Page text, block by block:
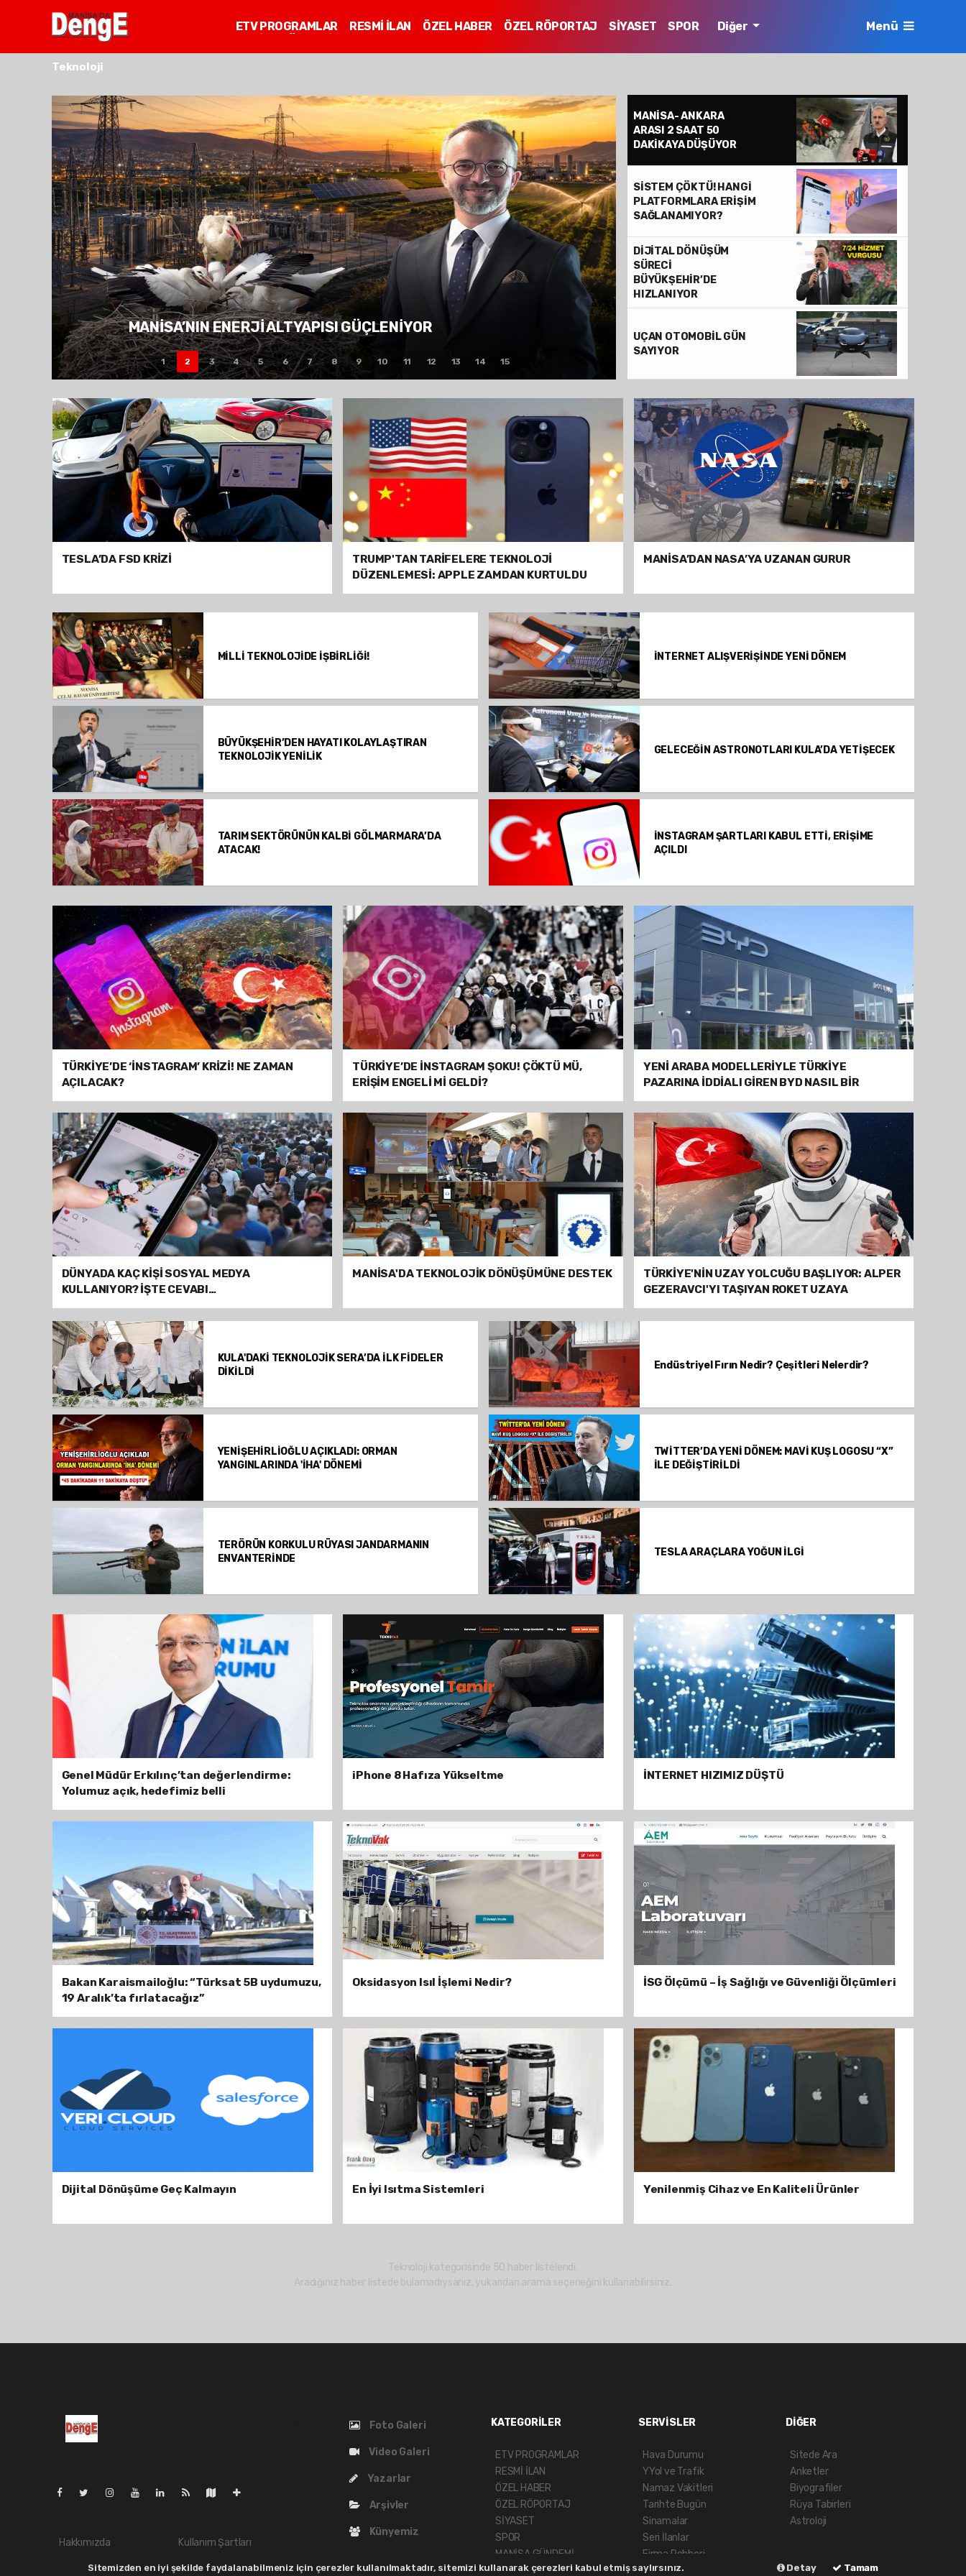
ETV PROGRAMLAR RESMİ İLAN ÖZEL HABER ÖZEL RÖPORTAJ SİYASET
SPOR
Diğer Menü
Teknoloji
GÖKTAŞ MARKASI 1983'TEN BU YANA KALİTEYİ ÜRETİYOR YAPAY ZEKA DESTEKLİ TANITIM FİLMİ
1 2 3 4 5 6 7 8 9 10 11 12 13 14 15
MANİSA- ANKARA
ARASI 2 SAAT 50
DAKİKAYA DÜŞÜYOR
SİSTEM ÇÖKTÜ! HANGİ
PLATFORMLARA ERİŞİM
SAĞLANAMIYOR?
DİJİTAL DÖNÜŞÜM
SÜRECİ
BÜYÜKŞEHİR’DE
HIZLANIYOR
UÇAN OTOMOBİL GÜN
SAYIYOR
TESLA’DA FSD KRİZİ
TRUMP'TAN TARİFELERE TEKNOLOJİ
DÜZENLEMESİ: APPLE ZAMDAN KURTULDU
MANİSA’DAN NASA’YA UZANAN GURUR
MİLLİ TEKNOLOJİDE İŞBİRLİĞİ! İNTERNET ALIŞVERİŞİNDE YENİ DÖNEM
BÜYÜKŞEHİR’DEN HAYATI KOLAYLAŞTIRAN
TEKNOLOJİK YENİLİK
GELECEĞİN ASTRONOTLARI KULA’DA YETİŞECEK
TARIM SEKTÖRÜNÜN KALBİ GÖLMARMARA’DA
ATACAK!
İNSTAGRAM ŞARTLARI KABUL ETTİ, ERİŞİME
AÇILDI
TÜRKİYE’DE ‘İNSTAGRAM’ KRİZİ! NE ZAMAN
AÇILACAK?
TÜRKİYE’DE İNSTAGRAM ŞOKU! ÇÖKTÜ MÜ,
ERİŞİM ENGELİ Mİ GELDİ?
YENİ ARABA MODELLERİYLE TÜRKİYE
PAZARINA İDDİALI GİREN BYD NASIL BİR
MARKA?
DÜNYADA KAÇ KİŞİ SOSYAL MEDYA
KULLANIYOR? İŞTE CEVABI…
MANİSA'DA TEKNOLOJİK DÖNÜŞÜMÜNE DESTEK
TÜRKİYE'NİN UZAY YOLCUĞU BAŞLIYOR: ALPER
GEZERAVCI'YI TAŞIYAN ROKET UZAYA
FIRLATILACAK
KULA'DAKİ TEKNOLOJİK SERA’DA İLK FİDELER
DİKİLDİ
Endüstriyel Fırın Nedir? Çeşitleri Nelerdir?
YENİŞEHİRLİOĞLU AÇIKLADI: ORMAN
YANGINLARINDA 'İHA' DÖNEMİ
TWİTTER’DA YENİ DÖNEM: MAVİ KUŞ LOGOSU “X”
İLE DEĞİŞTİRİLDİ
TERÖRÜN KORKULU RÜYASI JANDARMANIN
ENVANTERİNDE
TESLA ARAÇLARA YOĞUN İLGİ
Genel Müdür Erkılınç’tan değerlendirme:
Yolumuz açık, hedefimiz belli
iPhone 8 Hafıza Yükseltme İNTERNET HIZIMIZ DÜŞTÜ
Bakan Karaismailoğlu: “Türksat 5B uydumuzu,
19 Aralık’ta fırlatacağız”
Oksidasyon Isıl İşlemi Nedir? İSG Ölçümü – İş Sağlığı ve Güvenliği Ölçümleri
Dijital Dönüşüme Geç Kalmayın En İyi Isıtma Sistemleri Yenilenmiş Cihaz ve En Kaliteli Ürünler
Teknoloji kategorisinde 50 haber listelendi.
Aradığınız haber listede bulamadıysanız, yukarıdan arama seçeneğini kullanabilirsiniz.
Sitemizden en iyi şekilde faydalanabilmeniz için çerezler kullanılmaktadır, sitemizi kullanarak çerezleri kabul etmiş saylırsınız. Detay Tamam
Hakkımızda
Kullanım Şartları
Foto Galeri
Video Galeri
Yazarlar
Arşivler
Künyemiz
KATEGORİLER
ETV PROGRAMLAR
RESMİ İLAN
ÖZEL HABER
ÖZEL RÖPORTAJ
SİYASET
SPOR
MANİSA GÜNDEMİ
SERVİSLER
Hava Durumu
YYol ve Trafik
Namaz Vakitleri
Tarihte Bugün
Sinamalar
Seri İlanlar
Firma Rehberi
Gazete Manşetleri
DİĞER
Sitede Ara
Anketler
Biyografiler
Rüya Tabirleri
Astroloji